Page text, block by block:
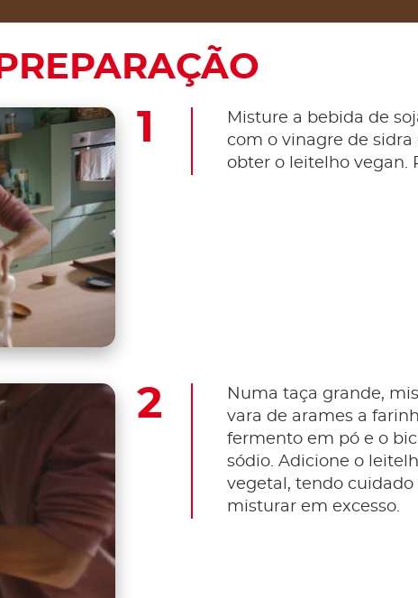
PREPARAÇÃO
Misture a bebida de
com o vinagre de sidra
obter o leitelho vegan.
Numa taça grande,
vara de arames a
fermento em pó e o
sódio. Adicione o
vegetal, tendo cuidado
misturar em excesso.